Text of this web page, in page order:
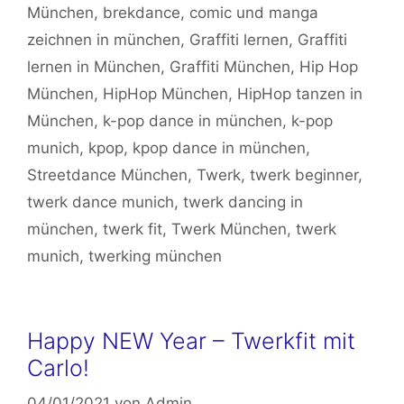
München, brekdance, comic und manga
zeichnen in münchen, Graffiti lernen, Graffiti
lernen in München, Graffiti München, Hip Hop
München, HipHop München, HipHop tanzen in
München, k-pop dance in münchen, k-pop
munich, kpop, kpop dance in münchen,
Streetdance München, Twerk, twerk beginner,
twerk dance munich, twerk dancing in
münchen, twerk fit, Twerk München, twerk
munich, twerking münchen
Happy NEW Year – Twerkfit mit
Carlo!